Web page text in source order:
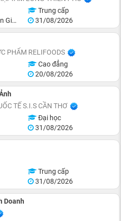
Trung cấp
An
31/08/2026
PHẨM RELIFOODS
Cao đẳng
20/08/2026
TẾ S.I.S CẦN THƠ
Đại học
31/08/2026
Trung cấp
31/08/2026
Doanh